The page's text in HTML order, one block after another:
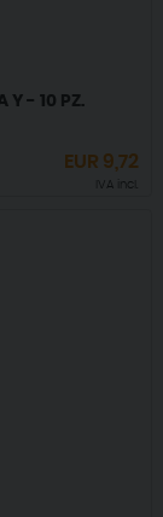
Y - 10 PZ.
EUR 9,72
IVA incl.